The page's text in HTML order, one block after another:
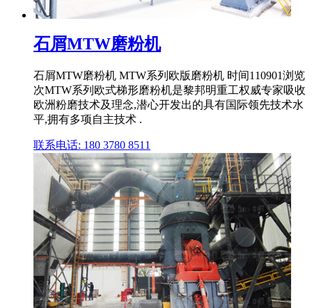
石屑MTW磨粉机
石屑MTW磨粉机 MTW系列欧版磨粉机 时间110901浏览
次MTW系列欧式梯形磨粉机是黎邦明重工权威专家吸收
欧洲粉磨技术及理念,潜心开发出的具有国际领先技术水
平,拥有多项自主技术 .
联系电话: 180 3780 8511